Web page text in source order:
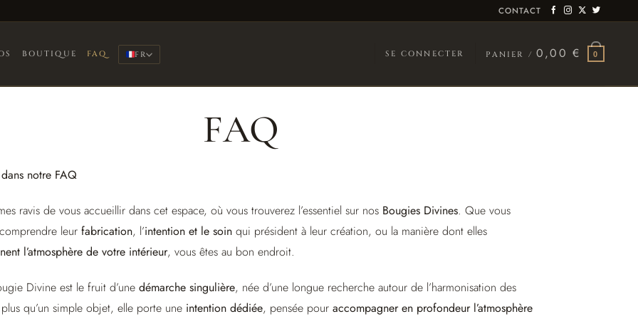
CONTACT
BOUTIQUE FAQ FR SE CONNECTER PANIER / 0,00 € 0
FAQ
notre FAQ
ravis de vous accueillir dans cet espace, où vous trouverez l’essentiel sur nos Bougies Divines. Que vous
leur fabrication, l’intention et le soin qui président à leur création, ou la manière dont elles
l’atmosphère de votre intérieur, vous êtes au bon endroit.
Divine est le fruit d’une démarche singulière, née d’une longue recherche autour de l’harmonisation des
qu’un simple objet, elle porte une intention dédiée, pensée pour accompagner en profondeur l’atmosphère